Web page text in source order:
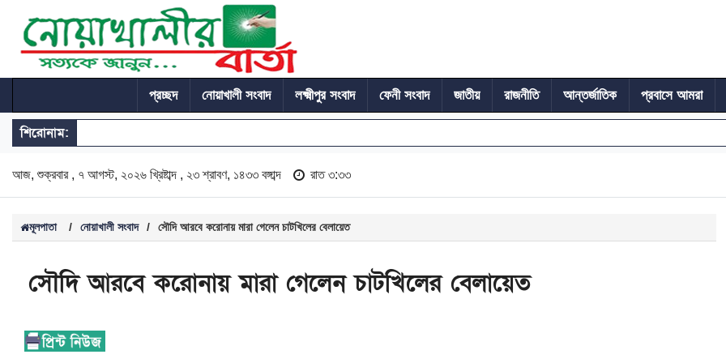
প্রচ্ছদ নোয়াখালী সংবাদ লক্ষ্মীপুর সংবাদ ফেনী সংবাদ জাতীয় রাজনীতি আন্তর্জাতিক প্রবাসে আমরা
শিরোনাম:
আজ, শুক্রবার , ৭ আগস্ট, ২০২৬ খ্রিষ্টাব্দ , ২৩ শ্রাবণ, ১৪৩৩ বঙ্গাব্দ রাত ৩:৩৩
মূলপাতা / নোয়াখালী সংবাদ / সৌদি আরবে করোনায় মারা গেলেন চাটখিলের বেলায়েত
সৌদি আরবে করোনায় মারা গেলেন চাটখিলের বেলায়েত